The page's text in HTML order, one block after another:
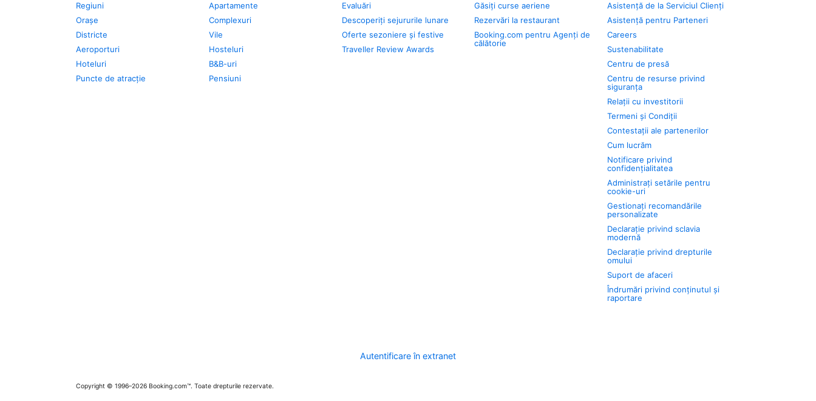
Regiuni
Oraşe
Districte
Aeroporturi
Hoteluri
Puncte de atracţie
Apartamente
Complexuri
Vile
Hosteluri
B&B-uri
Pensiuni
Evaluări
Descoperiți sejururile lunare
Oferte sezoniere și festive
Traveller Review Awards
Găsiți curse aeriene
Rezervări la restaurant
Booking.com pentru Agenți de
călătorie
Asistență de la Serviciul Clienți
Asistență pentru Parteneri
Careers
Sustenabilitate
Centru de presă
Centru de resurse privind
siguranța
Relații cu investitorii
Termeni și Condiții
Contestații ale partenerilor
Cum lucrăm
Notificare privind
confidențialitatea
Administrați setările pentru
cookie-uri
Gestionați recomandările
personalizate
Declarație privind sclavia
modernă
Declarație privind drepturile
omului
Suport de afaceri
Îndrumări privind conținutul și
raportare
Autentificare în extranet
Copyright © 1996–2026 Booking.com™. Toate drepturile rezervate.